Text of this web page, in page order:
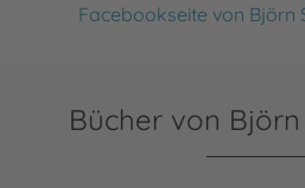
Facebookseite von Björn
Bücher von